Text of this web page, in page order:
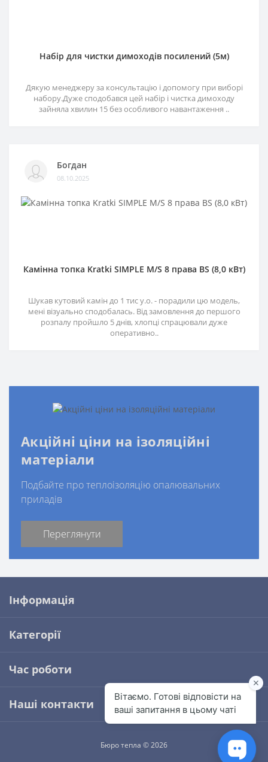
Набір для чистки димоходів посилений (5м)
Дякую менеджеру за консультацію і допомогу при виборі
набору.Дуже сподобався цей набір і чистка димоходу
зайняла хвилин 15 без особливого навантаження ..
Богдан
08.10.2025
Камінна топка Kratki SIMPLE M/S 8 права BS (8,0 кВт)
Шукав кутовий камін до 1 тис у.о. - порадили цю модель,
мені візуально сподобалась. Від замовлення до першого
розпалу пройшло 5 днів, хлопці спрацювали дуже
оперативно..
Акційні ціни на ізоляційні
матеріали
Подбайте про теплоізоляцію опалювальних
приладів
Переглянути
Інформація
Категорії
Час роботи
Наші контакти
Бюро тепла © 2026